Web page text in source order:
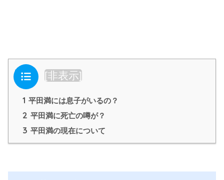
目次 [非表示]
1 平田満には息子がいるの？
2 平田満に死亡の噂が？
3 平田満の現在について